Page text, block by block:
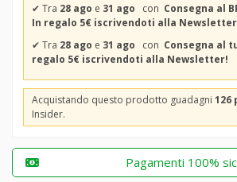
✔ Tra 28 ago e 31 ago con Consegna al
In regalo 5€ iscrivendoti alla
✔ Tra 28 ago e 31 ago con Consegna al
regalo 5€ iscrivendoti alla Newsletter!
Acquistando questo prodotto guadagni 126
Insider.
Pagamenti 100%